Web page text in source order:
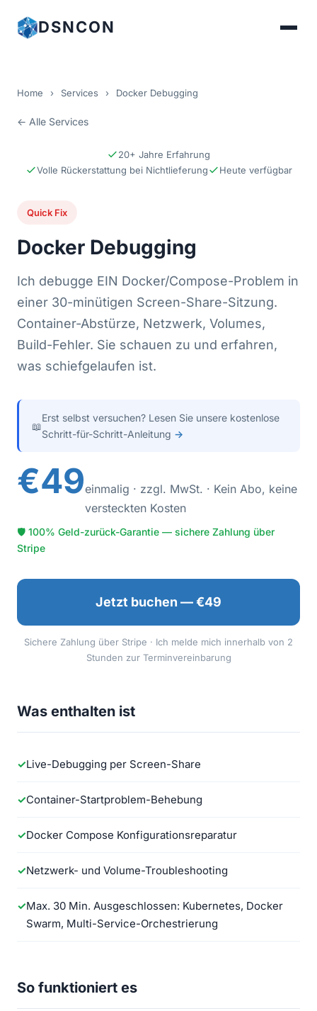
DSNCON
Home › Services › Docker Debugging
← Alle Services
20+ Jahre Erfahrung
Volle Rückerstattung bei Nichtlieferung
Heute verfügbar
Quick Fix
Docker Debugging
Ich debugge EIN Docker/Compose-Problem in
einer 30-minütigen Screen-Share-Sitzung.
Container-Abstürze, Netzwerk, Volumes,
Build-Fehler. Sie schauen zu und erfahren,
was schiefgelaufen ist.
📖
Erst selbst versuchen? Lesen Sie unsere kostenlose
Schritt-für-Schritt-Anleitung →
€49einmalig · zzgl. MwSt. · Kein Abo, keine
versteckten Kosten
🛡 100% Geld-zurück-Garantie — sichere Zahlung über
Stripe
Jetzt buchen — €49
Sichere Zahlung über Stripe · Ich melde mich innerhalb von 2
Stunden zur Terminvereinbarung
Was enthalten ist
Live-Debugging per Screen-Share
Container-Startproblem-Behebung
Docker Compose Konfigurationsreparatur
Netzwerk- und Volume-Troubleshooting
Max. 30 Min. Ausgeschlossen: Kubernetes, Docker
Swarm, Multi-Service-Orchestrierung
So funktioniert es